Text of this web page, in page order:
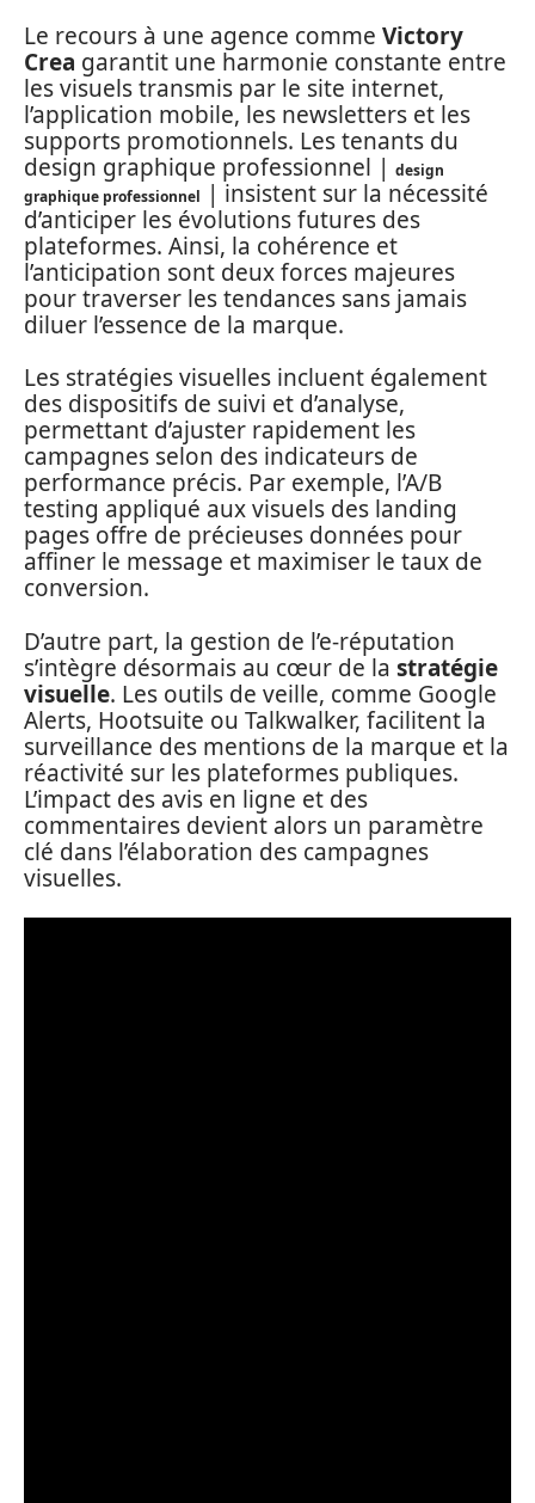
Le recours à une agence comme Victory
Crea garantit une harmonie constante entre
les visuels transmis par le site internet,
l’application mobile, les newsletters et les
supports promotionnels. Les tenants du
design graphique professionnel | design
graphique professionnel | insistent sur la nécessité
d’anticiper les évolutions futures des
plateformes. Ainsi, la cohérence et
l’anticipation sont deux forces majeures
pour traverser les tendances sans jamais
diluer l’essence de la marque.
Les stratégies visuelles incluent également
des dispositifs de suivi et d’analyse,
permettant d’ajuster rapidement les
campagnes selon des indicateurs de
performance précis. Par exemple, l’A/B
testing appliqué aux visuels des landing
pages offre de précieuses données pour
affiner le message et maximiser le taux de
conversion.
D’autre part, la gestion de l’e-réputation
s’intègre désormais au cœur de la stratégie
visuelle. Les outils de veille, comme Google
Alerts, Hootsuite ou Talkwalker, facilitent la
surveillance des mentions de la marque et la
réactivité sur les plateformes publiques.
L’impact des avis en ligne et des
commentaires devient alors un paramètre
clé dans l’élaboration des campagnes
visuelles.